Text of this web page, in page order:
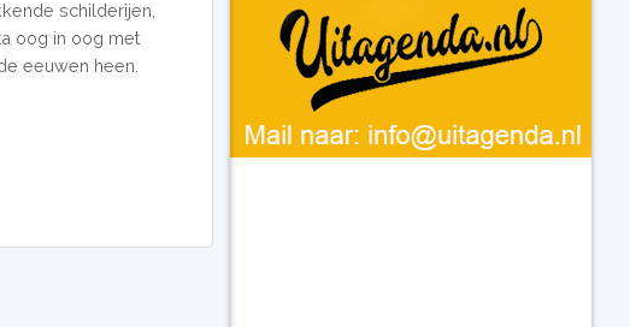
schilderijen,
oog in oog met
eeuwen heen.